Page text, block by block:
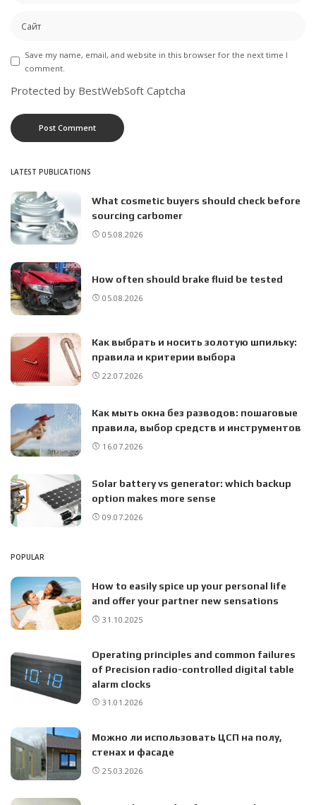
Save my name, email, and website in this browser for the next time I
comment.
Protected by BestWebSoft Captcha
LATEST PUBLICATIONS
What cosmetic buyers should check before
sourcing carbomer
05.08.2026
How often should brake fluid be tested
05.08.2026
Как выбрать и носить золотую шпильку:
правила и критерии выбора
22.07.2026
Как мыть окна без разводов: пошаговые
правила, выбор средств и инструментов
16.07.2026
Solar battery vs generator: which backup
option makes more sense
09.07.2026
POPULAR
How to easily spice up your personal life
and offer your partner new sensations
31.10.2025
Operating principles and common failures
of Precision radio-controlled digital table
alarm clocks
31.01.2026
Можно ли использовать ЦСП на полу,
стенах и фасаде
25.03.2026